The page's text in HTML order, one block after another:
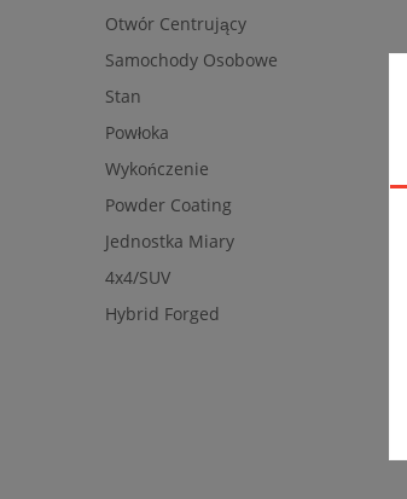
Otwór Centrujący
Samochody Osobowe
Stan
Powłoka
Wykończenie
Powder Coating
Jednostka Miary
4x4/SUV
Hybrid Forged